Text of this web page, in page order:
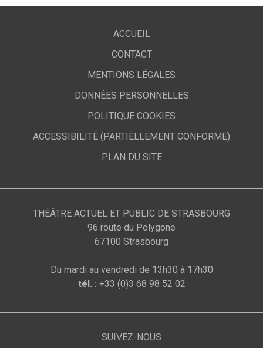
ACCUEIL
CONTACT
MENTIONS LÉGALES
DONNÉES PERSONNELLES
POLITIQUE COOKIES
ACCESSIBILITÉ (PARTIELLEMENT CONFORME)
PLAN DU SITE
THÉÂTRE ACTUEL ET PUBLIC DE STRASBOURG
96 route du Polygone
67100 Strasbourg
Du mardi au vendredi de 13h30 à 17h30
tél. : +33 (0)3 68 98 52 02
SUIVEZ-NOUS